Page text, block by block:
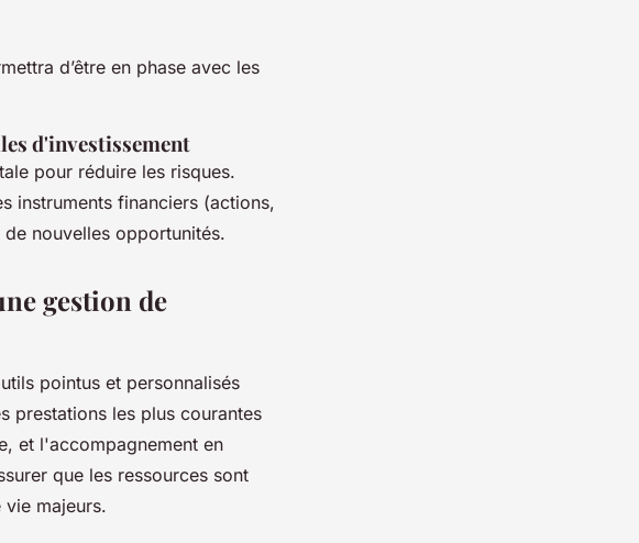
d’être en phase avec les
d'investissement
pour réduire les risques.
instruments financiers (actions,
nouvelles opportunités.
gestion de
pointus et personnalisés
prestations les plus courantes
et l'accompagnement en
que les ressources sont
majeurs.